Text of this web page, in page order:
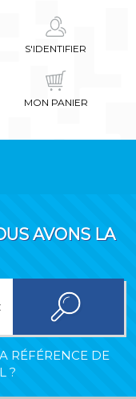
S'IDENTIFIER
MON PANIER
AVONS LA
RÉFÉRENCE DE
?